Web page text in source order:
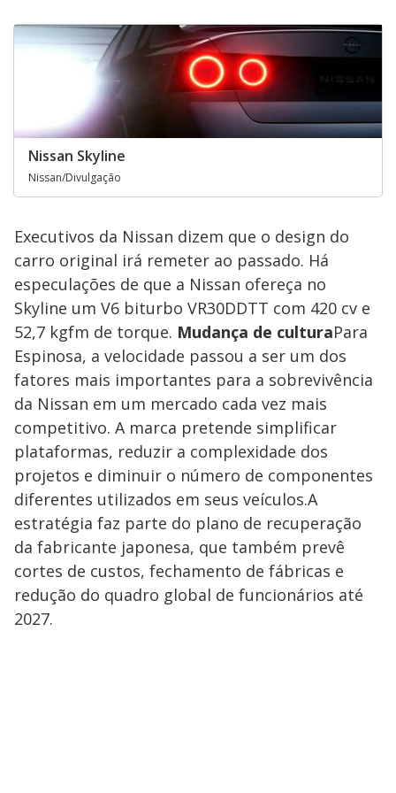
Nissan Skyline
Nissan/Divulgação
Executivos da Nissan dizem que o design do
carro original irá remeter ao passado. Há
especulações de que a Nissan ofereça no
Skyline um V6 biturbo VR30DDTT com 420 cv e
52,7 kgfm de torque. Mudança de culturaPara
Espinosa, a velocidade passou a ser um dos
fatores mais importantes para a sobrevivência
da Nissan em um mercado cada vez mais
competitivo. A marca pretende simplificar
plataformas, reduzir a complexidade dos
projetos e diminuir o número de componentes
diferentes utilizados em seus veículos.A
estratégia faz parte do plano de recuperação
da fabricante japonesa, que também prevê
cortes de custos, fechamento de fábricas e
redução do quadro global de funcionários até
2027.